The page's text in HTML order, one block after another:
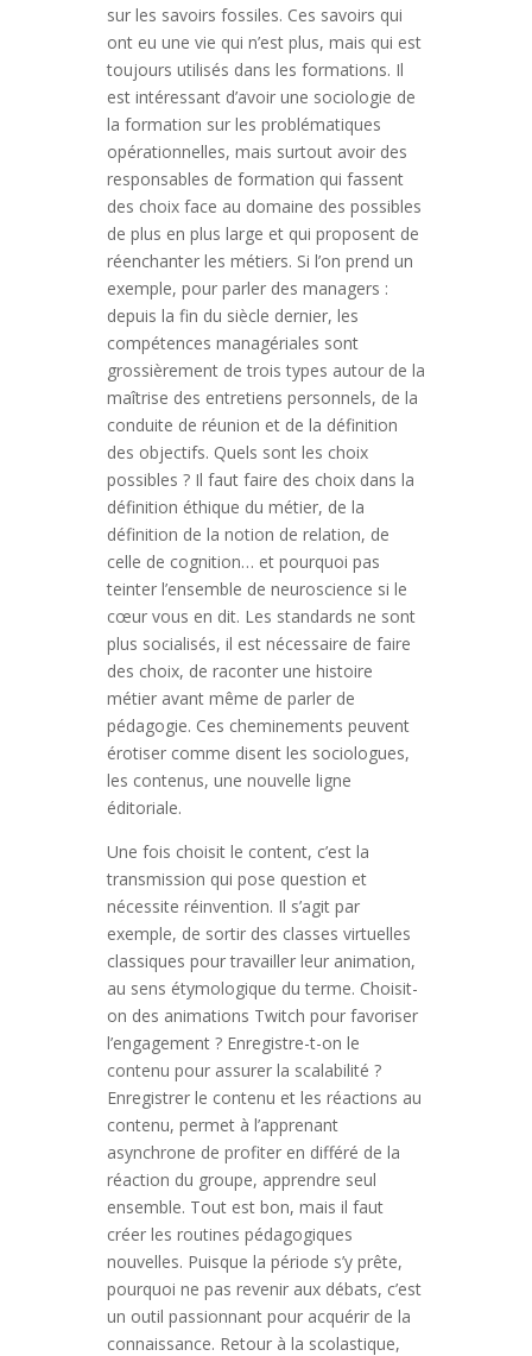
sur les savoirs fossiles. Ces savoirs qui
ont eu une vie qui n’est plus, mais qui est
toujours utilisés dans les formations. Il
est intéressant d’avoir une sociologie de
la formation sur les problématiques
opérationnelles, mais surtout avoir des
responsables de formation qui fassent
des choix face au domaine des possibles
de plus en plus large et qui proposent de
réenchanter les métiers. Si l’on prend un
exemple, pour parler des managers :
depuis la fin du siècle dernier, les
compétences managériales sont
grossièrement de trois types autour de la
maîtrise des entretiens personnels, de la
conduite de réunion et de la définition
des objectifs. Quels sont les choix
possibles ? Il faut faire des choix dans la
définition éthique du métier, de la
définition de la notion de relation, de
celle de cognition… et pourquoi pas
teinter l’ensemble de neuroscience si le
cœur vous en dit. Les standards ne sont
plus socialisés, il est nécessaire de faire
des choix, de raconter une histoire
métier avant même de parler de
pédagogie. Ces cheminements peuvent
érotiser comme disent les sociologues,
les contenus, une nouvelle ligne
éditoriale.
Une fois choisit le content, c’est la
transmission qui pose question et
nécessite réinvention. Il s’agit par
exemple, de sortir des classes virtuelles
classiques pour travailler leur animation,
au sens étymologique du terme. Choisit-
on des animations Twitch pour favoriser
l’engagement ? Enregistre-t-on le
contenu pour assurer la scalabilité ?
Enregistrer le contenu et les réactions au
contenu, permet à l’apprenant
asynchrone de profiter en différé de la
réaction du groupe, apprendre seul
ensemble. Tout est bon, mais il faut
créer les routines pédagogiques
nouvelles. Puisque la période s’y prête,
pourquoi ne pas revenir aux débats, c’est
un outil passionnant pour acquérir de la
connaissance. Retour à la scolastique,